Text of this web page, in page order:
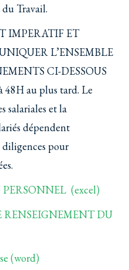
Travail.
IMPERATIF ET
L’ENSEMBLE
CI-DESSOUS
au plus tard. Le
salariales et la
dépendent
diligences pour
(excel)
RENSEIGNEMENT DU
(word)